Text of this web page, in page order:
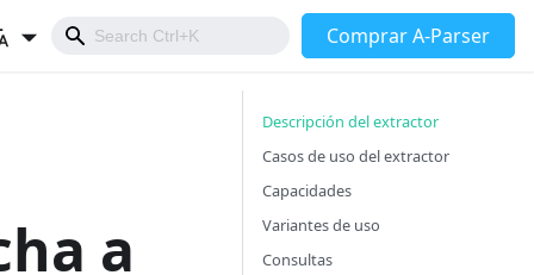
Comprar A-Parser
a
Descripción del extractor
Casos de uso del extractor
Capacidades
Variantes de uso
Consultas